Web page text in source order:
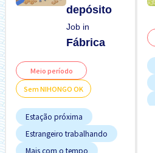
depósito
Job in
Fábrica
Meio período
Sem NIHONGO OK
Estação próxima
Estrangeiro trabalhando
Mais com o tempo